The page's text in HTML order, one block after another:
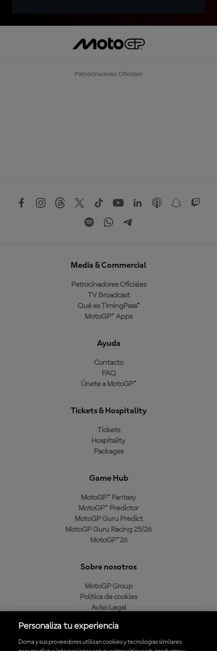
Patrocinadores Oficiales
Media & Commercial
Patrocinadores Oficiales
TV Broadcast
Qué es TimingPass™
MotoGP™ Apps
Ayuda
Contacto
FAQ
Únete a MotoGP™
Tickets & Hospitality
Tickets
Hospitality
Packages
Game Hub
MotoGP™ Fantasy
MotoGP™ Predictor
MotoGP Guru Predict
MotoGP Guru Racing 25/26
MotoGP™26
Sobre nosotros
MotoGP Group
Política de cookies
Aviso Legal
Política de compra
Personaliza tu experiencia
Dorna y sus proveedores utilizan cookies y tecnologías similares